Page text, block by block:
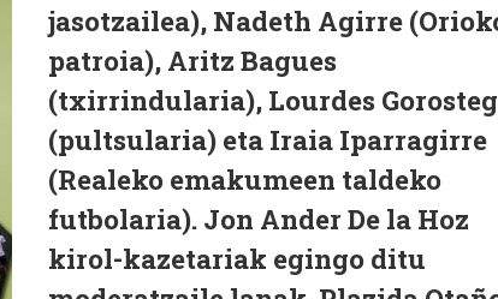
jasotzailea), Nadeth Agirre
patroia), Aritz Bagues
(txirrindularia), Lourdes
(pultsularia) eta Iraia Iparragirre
(Realeko emakumeen taldeko
futbolaria). Jon Ander De la Hoz
kirol-kazetariak egingo ditu